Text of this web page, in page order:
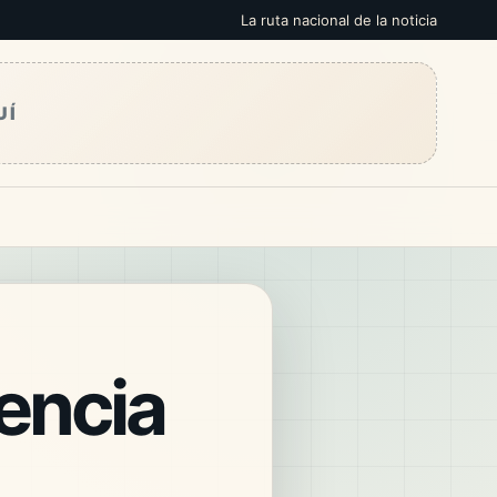
La ruta nacional de la noticia